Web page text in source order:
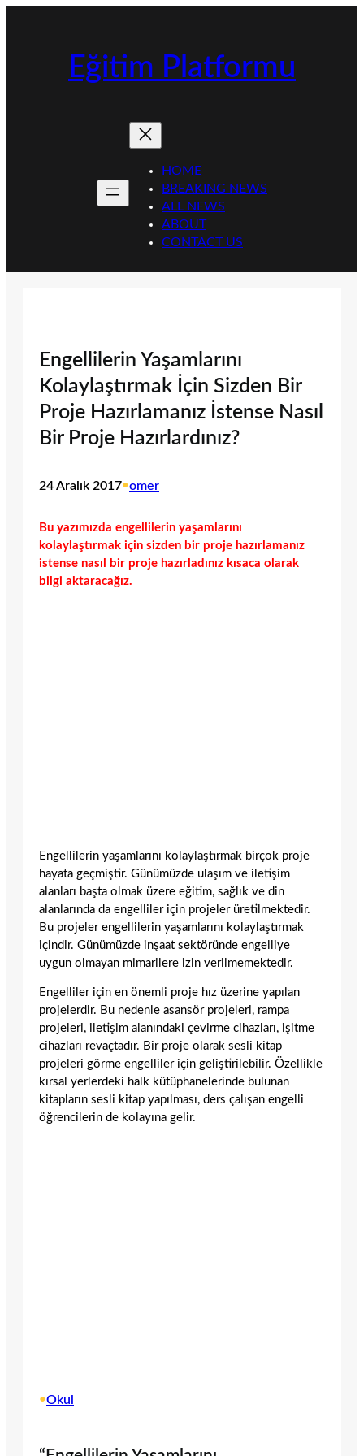
Eğitim Platformu
HOME
BREAKING NEWS
ALL NEWS
ABOUT
CONTACT US
Engellilerin Yaşamlarını
Kolaylaştırmak İçin Sizden Bir
Proje Hazırlamanız İstense Nasıl
Bir Proje Hazırlardınız?
24 Aralık 2017•omer
Bu yazımızda engellilerin yaşamlarını
kolaylaştırmak için sizden bir proje hazırlamanız
istense nasıl bir proje hazırladınız kısaca olarak
bilgi aktaracağız.
Engellilerin yaşamlarını kolaylaştırmak birçok proje
hayata geçmiştir. Günümüzde ulaşım ve iletişim
alanları başta olmak üzere eğitim, sağlık ve din
alanlarında da engelliler için projeler üretilmektedir.
Bu projeler engellilerin yaşamlarını kolaylaştırmak
içindir. Günümüzde inşaat sektöründe engelliye
uygun olmayan mimarilere izin verilmemektedir.
Engelliler için en önemli proje hız üzerine yapılan
projelerdir. Bu nedenle asansör projeleri, rampa
projeleri, iletişim alanındaki çevirme cihazları, işitme
cihazları revaçtadır. Bir proje olarak sesli kitap
projeleri görme engelliler için geliştirilebilir. Özellikle
kırsal yerlerdeki halk kütüphanelerinde bulunan
kitapların sesli kitap yapılması, ders çalışan engelli
öğrencilerin de kolayına gelir.
•Okul